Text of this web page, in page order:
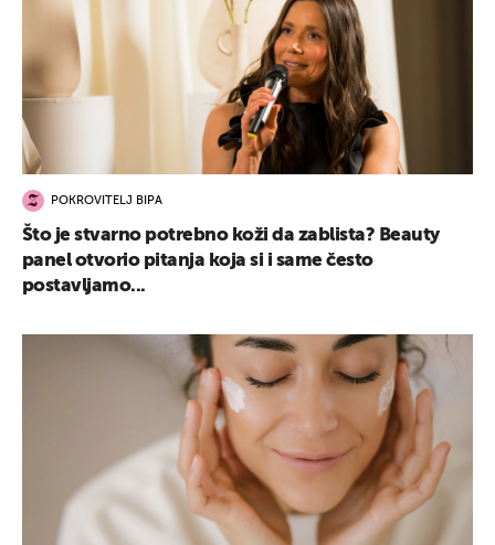
POKROVITELJ BIPA
Što je stvarno potrebno koži da zablista? Beauty
panel otvorio pitanja koja si i same često
postavljamo...